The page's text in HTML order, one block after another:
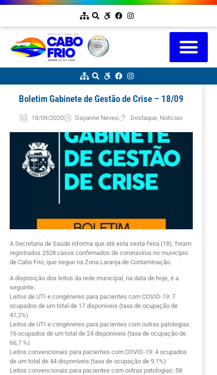
Boletim Gabinete de Gestão de Crise – 18/09
18/09/2020 Dayanne Neves Destaque Notícias
A Secretaria de Saúde informa que até esta sexta-feira (18), foram
registrados 2528 casos confirmados de coronavírus no município
de Cabo Frio, que segue na Zona Laranja de Contaminação.
A disposição dos leitos da rede municipal, na data de hoje, é a
seguinte:
Leitos de UTI e congêneres para pacientes com COVID-19: 7
ocupados de um total de 17 disponíveis (taxa de ocupação de
41,2%)
Leitos de UTI e congêneres para pacientes com outras patologias:
16 ocupados de um total de 24 disponíveis (taxa de ocupação de
66,7 %)
Leitos convencionais para pacientes com COVID-19: 4 ocupados
de um total de 44 disponíveis (taxa de ocupação de 9,1%)
Leitos convencionais para pacientes com outras patologias: 58